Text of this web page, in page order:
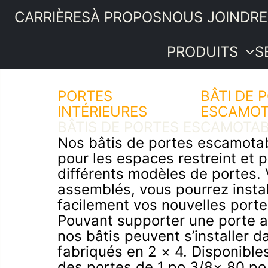
CARRIÈRESÀ PROPOSNOUS JOINDRE
PRODUITS
Portes
intérieures
Moulures et
boiseries
Quincaillerie
Bois de
menuiserie
Revêtements
intérieurs
Plancher de
pin
PRODUITS
SERVICES
IDÉES ET
ASTUCES
PROMOTIONS
SOUMISSION
BÂTI DE
PORTES
INTÉRIEURES
BÂTIS DE PORTES
Nos bâtis de portes
pour les espaces restreint et
différents modèles de portes.
assemblés, vous pourrez
facilement vos nouvelles
Pouvant supporter une porte
nos bâtis peuvent s’installer
fabriqués en 2 × 4.